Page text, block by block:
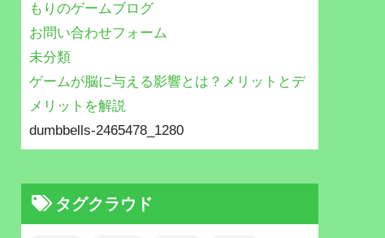
もりのゲームブログ
お問い合わせフォーム
未分類
ゲームが脳に与える影響とは？メリットとデ
メリットを解説
dumbbells-2465478_1280
タグクラウド